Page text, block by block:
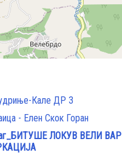
Кале ДР 3
- Елен Скок Горан
ЛОКУВ ВЕЛИ ВАР